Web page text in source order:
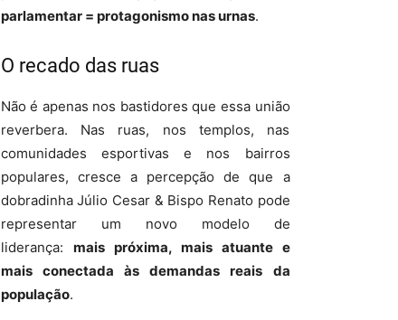
parlamentar = protagonismo nas urnas.
O recado das ruas
Não é apenas nos bastidores que essa união
reverbera. Nas ruas, nos templos, nas
comunidades esportivas e nos bairros
populares, cresce a percepção de que a
dobradinha Júlio Cesar & Bispo Renato pode
representar um novo modelo de
liderança: mais próxima, mais atuante e
mais conectada às demandas reais da
população.